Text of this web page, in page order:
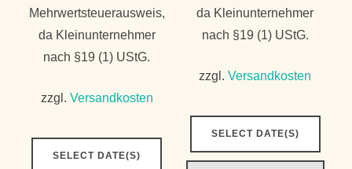
Mehrwertsteuerausweis,
da Kleinunternehmer
nach §19 (1) UStG.
zzgl. Versandkosten
SELECT DATE(S)
da Kleinunternehmer
nach §19 (1) UStG.
zzgl.Versandkosten
SELECT DATE(S)